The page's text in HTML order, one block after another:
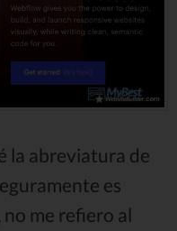
la abreviatura de
es
no me refiero al